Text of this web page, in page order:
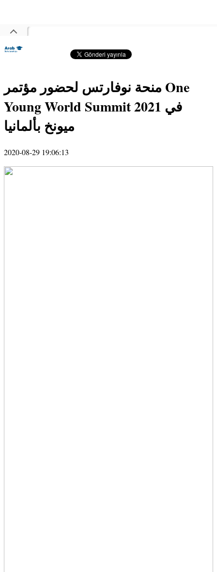
منحة نوفارتس لحضور مؤتمر One
Young World Summit 2021 في
ميونخ بألمانيا
2020-08-29 19:06:13